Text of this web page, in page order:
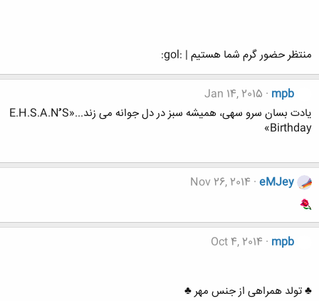
منتظر حضور گرم شما هستیم | :gol:
mpb
Jan 14, 2015
یادت بسان سرو سهی، همیشه سبز در دل جوانه می زند...«E.H.S.A.Nُُُ S
Birthday»
eMJey
Nov 26, 2014
mpb
Oct 4, 2014
♣ تولد همراهی از جنس مهر ♣